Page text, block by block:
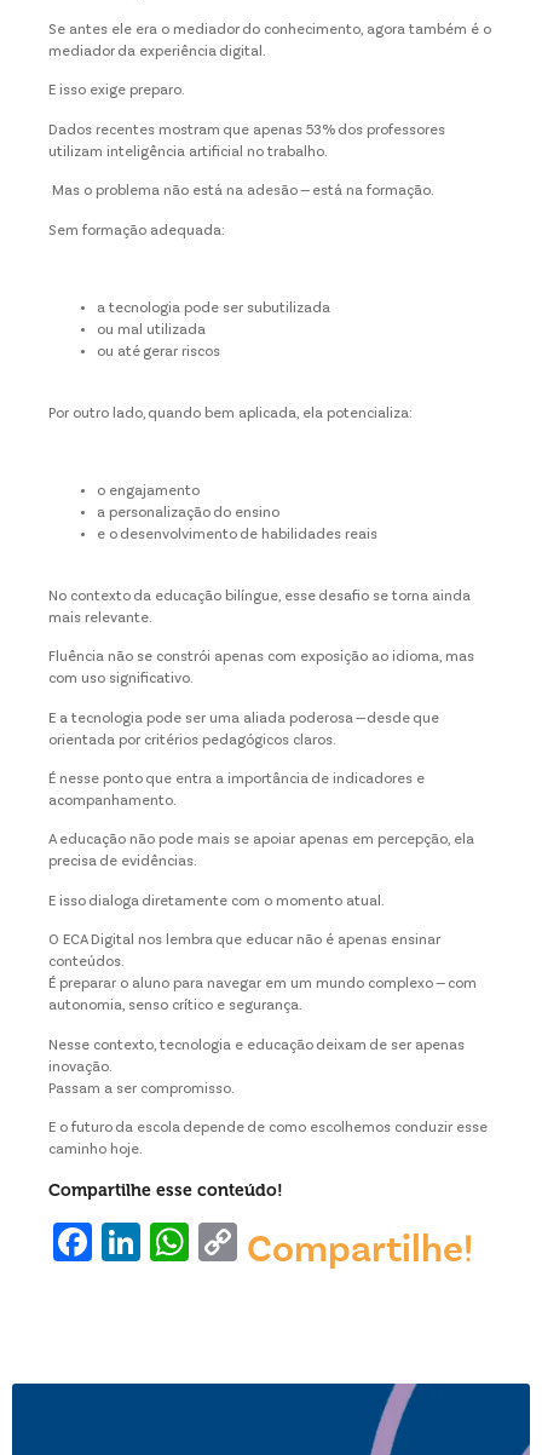
Se antes ele era o mediador do conhecimento, agora também é o
mediador da experiência digital.
E isso exige preparo.
Dados recentes mostram que apenas 53% dos professores
utilizam inteligência artificial no trabalho.
Mas o problema não está na adesão — está na formação.
Sem formação adequada:
a tecnologia pode ser subutilizada
ou mal utilizada
ou até gerar riscos
Por outro lado, quando bem aplicada, ela potencializa:
o engajamento
a personalização do ensino
e o desenvolvimento de habilidades reais
No contexto da educação bilíngue, esse desafio se torna ainda
mais relevante.
Fluência não se constrói apenas com exposição ao idioma, mas
com uso significativo.
E a tecnologia pode ser uma aliada poderosa — desde que
orientada por critérios pedagógicos claros.
É nesse ponto que entra a importância de indicadores e
acompanhamento.
A educação não pode mais se apoiar apenas em percepção, ela
precisa de evidências.
E isso dialoga diretamente com o momento atual.
O ECA Digital nos lembra que educar não é apenas ensinar
conteúdos.
É preparar o aluno para navegar em um mundo complexo — com
autonomia, senso crítico e segurança.
Nesse contexto, tecnologia e educação deixam de ser apenas
inovação.
Passam a ser compromisso.
E o futuro da escola depende de como escolhemos conduzir esse
caminho hoje.
Compartilhe esse conteúdo!
Facebook
LinkedIn
WhatsApp
Copy
Compartilhe!